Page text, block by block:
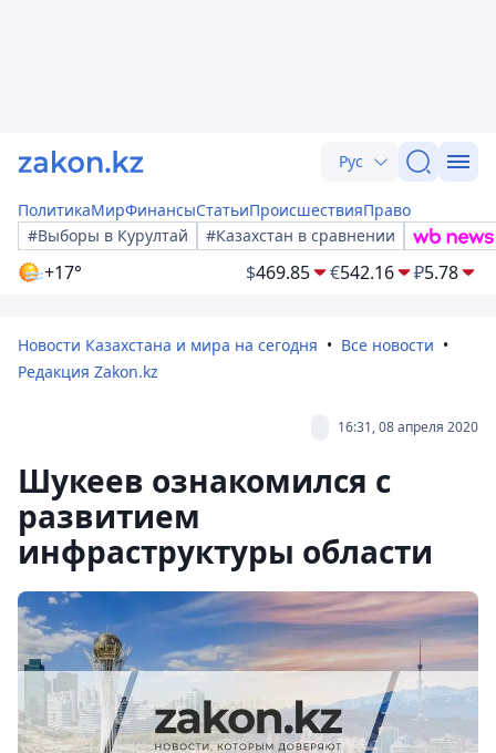
Рус
ПолитикаМирФинансыСтатьиПроисшествияПраво
#Выборы в Курултай
#Казахстан в сравнении
+17° $469.85 €542.16 ₽5.78
Новости Казахстана и мира на сегодня
Все новости
Редакция Zakon.kz
16:31, 08 апреля 2020
Шукеев ознакомился с
развитием
инфраструктуры области